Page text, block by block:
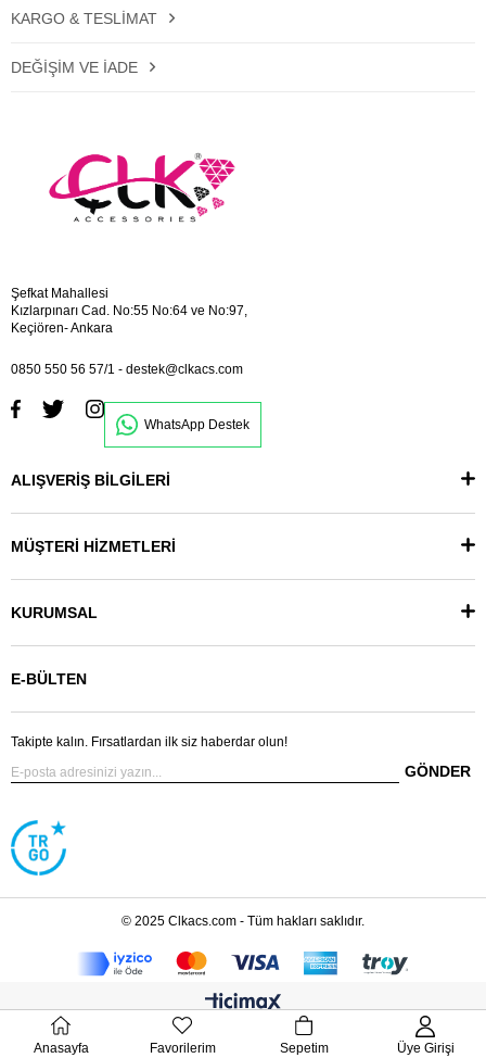
KARGO & TESLIMAT
DEĞIŞIM VE İADE
Şefkat Mahallesi
Kızlarpınarı Cad. No:55 No:64 ve No:97,
Keçiören- Ankara
0850 550 56 57/1 - destek@clkacs.com
WhatsApp Destek
ALIŞVERİŞ BİLGİLERİ
MÜŞTERİ HİZMETLERİ
KURUMSAL
E-BÜLTEN
Takipte kalın. Fırsatlardan ilk siz haberdar olun!
GÖNDER
© 2025 Clkacs.com - Tüm hakları saklıdır.
Anasayfa Favorilerim Sepetim Üye Girişi